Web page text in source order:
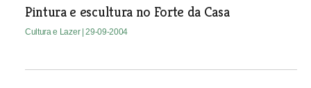
Pintura e escultura no Forte da Casa
Cultura e Lazer | 29-09-2004